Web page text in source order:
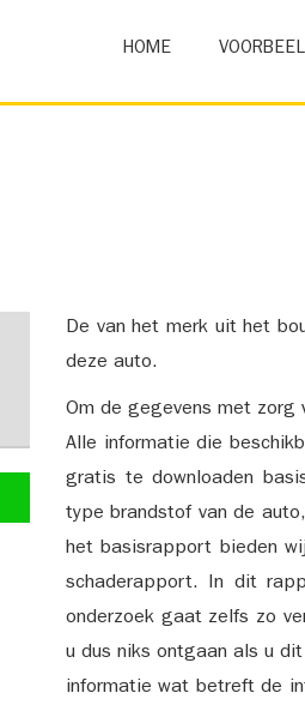
HOME
De van het merk uit het
deze auto.
Om de gegevens met zorg
Alle informatie die
gratis te downloaden
type brandstof van de
het basisrapport bieden
schaderapport. In dit
onderzoek gaat zelfs zo
u dus niks ontgaan als u
informatie wat betreft de